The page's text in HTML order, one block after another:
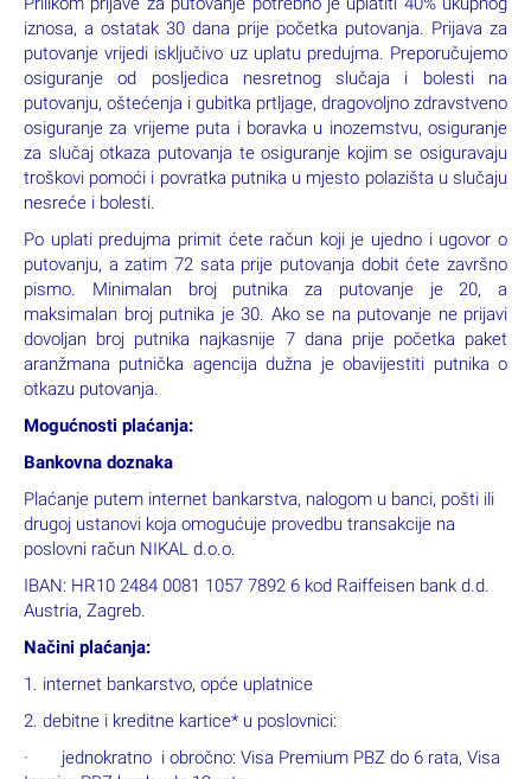
potrebna važeća osobna iskaznica ili putovnica. Putnici koji
nisu hrvatski državljani dužni su se informirati o viznom režimu
zemlje u koju putuju na stranici Veleposlanstva države čiji su
državljani.
U slučaju gubitka ili otuđenja putnog dokumenta najbliže
predstavništvo Hrvatske u Italije nalazi se u Napulju ili Rimu.
Konzulat Republike Hrvatske u Talijanskoj Republici (Napulj) se
nalazi na adresi Via Torquatto Tasso 480, 80127 Napoli, Italija.
Kontakt podaci: tel. 0039 081 7148 482, fax. 0039 081 7148
482, e-mail napoli@consolatocroazia.it. Počasni konzul:
Gianluigi Cimmino.
Prilikom prijave za putovanje potrebno je uplatiti 40% ukupnog
iznosa, a ostatak 30 dana prije početka putovanja. Prijava za
putovanje vrijedi isključivo uz uplatu predujma. Preporučujemo
osiguranje od posljedica nesretnog slučaja i bolesti na
putovanju, oštećenja i gubitka prtljage, dragovoljno zdravstveno
osiguranje za vrijeme puta i boravka u inozemstvu, osiguranje
za slučaj otkaza putovanja te osiguranje kojim se osiguravaju
troškovi pomoći i povratka putnika u mjesto polazišta u slučaju
nesreće i bolesti.
Po uplati predujma primit ćete račun koji je ujedno i ugovor o
putovanju, a zatim 72 sata prije putovanja dobit ćete završno
pismo. Minimalan broj putnika za putovanje je 20, a
maksimalan broj putnika je 30. Ako se na putovanje ne prijavi
dovoljan broj putnika najkasnije 7 dana prije početka paket
aranžmana putnička agencija dužna je obavijestiti putnika o
otkazu putovanja.
Mogućnosti plaćanja: